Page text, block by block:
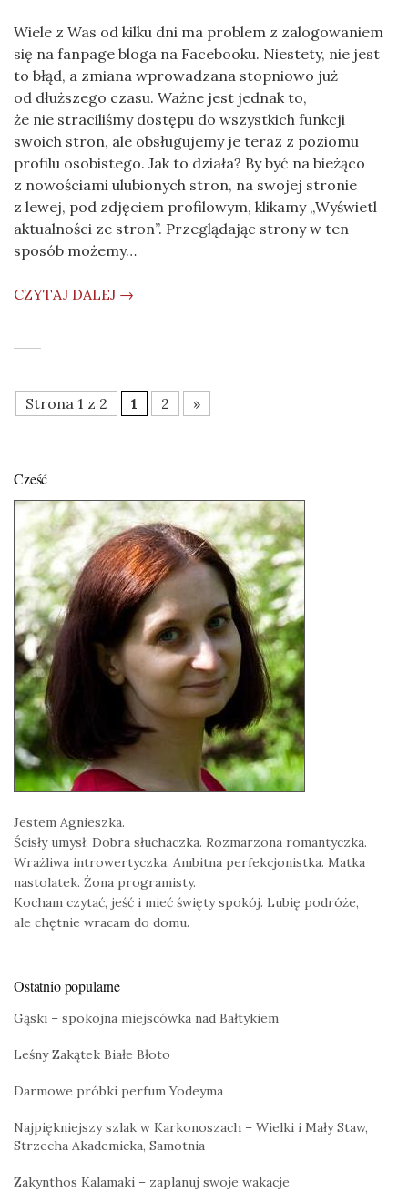
Wiele z Was od kilku dni ma problem z zalogowaniem
się na fanpage bloga na Facebooku. Niestety, nie jest
to błąd, a zmiana wprowadzana stopniowo już
od dłuższego czasu. Ważne jest jednak to,
że nie straciliśmy dostępu do wszystkich funkcji
swoich stron, ale obsługujemy je teraz z poziomu
profilu osobistego. Jak to działa? By być na bieżąco
z nowościami ulubionych stron, na swojej stronie
z lewej, pod zdjęciem profilowym, klikamy „Wyświetl
aktualności ze stron”. Przeglądając strony w ten
sposób możemy…
CZYTAJ DALEJ →
Strona 1 z 2 1 2 »
Cześć
Jestem Agnieszka.
Ścisły umysł. Dobra słuchaczka. Rozmarzona romantyczka.
Wrażliwa introwertyczka. Ambitna perfekcjonistka. Matka
nastolatek. Żona programisty.
Kocham czytać, jeść i mieć święty spokój. Lubię podróże,
ale chętnie wracam do domu.
Ostatnio popularne
Gąski – spokojna miejscówka nad Bałtykiem
Leśny Zakątek Białe Błoto
Darmowe próbki perfum Yodeyma
Najpiękniejszy szlak w Karkonoszach – Wielki i Mały Staw,
Strzecha Akademicka, Samotnia
Zakynthos Kalamaki – zaplanuj swoje wakacje